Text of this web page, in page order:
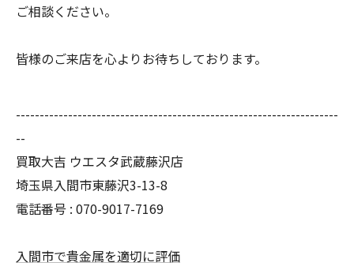
ご相談ください。
皆様のご来店を心よりお待ちしております。
--------------------------------------------------------------------
--
買取大吉 ウエスタ武蔵藤沢店
埼玉県入間市東藤沢3-13-8
電話番号 : 070-9017-7169
入間市で貴金属を適切に評価